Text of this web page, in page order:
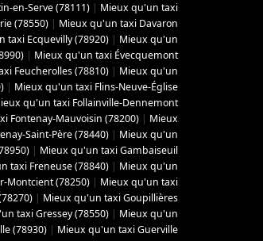
en-Serve (78111) | Mieux qu'un taxi
(78550) | Mieux qu'un taxi Davaron
taxi Ecquevilly (78920) | Mieux qu'un
| Mieux qu'un taxi Évecquemont
Feucherolles (78810) | Mieux qu'un
| Mieux qu'un taxi Flins-Neuve-Église
qu'un taxi Follainville-Dennemont
Fontenay-Mauvoisin (78200) | Mieux
Saint-Père (78440) | Mieux qu'un
| Mieux qu'un taxi Gambaiseuil
taxi Freneuse (78840) | Mieux qu'un
Montcient (78250) | Mieux qu'un taxi
| Mieux qu'un taxi Goupillières
taxi Gressey (78550) | Mieux qu'un
(78930) | Mieux qu'un taxi Guerville